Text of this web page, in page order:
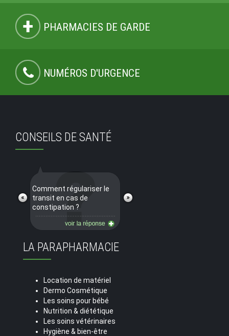
PHARMACIES DE GARDE
NUMÉROS D'URGENCE
CONSEILS DE SANTÉ
Comment régulariser le
transit en cas de
constipation ?
LA PARAPHARMACIE
Location de matériel
Dermo Cosmétique
Les soins pour bébé
Nutrition & diététique
Les soins vétérinaires
Hygiène & bien-être